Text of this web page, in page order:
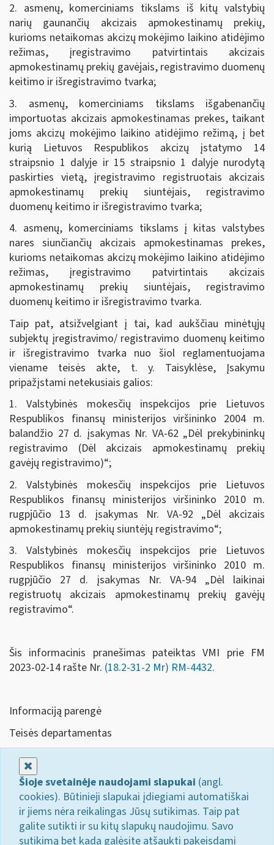
2. asmenų, komerciniams tikslams iš kitų valstybių
narių gaunančių akcizais apmokestinamų prekių,
kurioms netaikomas akcizų mokėjimo laikino atidėjimo
režimas, įregistravimo patvirtintais akcizais
apmokestinamų prekių gavėjais, registravimo duomenų
keitimo ir išregistravimo tvarka;
3. asmenų, komerciniams tikslams išgabenančių
importuotas akcizais apmokestinamas prekes, taikant
joms akcizų mokėjimo laikino atidėjimo režimą, į bet
kurią Lietuvos Respublikos akcizų įstatymo 14
straipsnio 1 dalyje ir 15 straipsnio 1 dalyje nurodytą
paskirties vietą, įregistravimo registruotais akcizais
apmokestinamų prekių siuntėjais, registravimo
duomenų keitimo ir išregistravimo tvarka;
4. asmenų, komerciniams tikslams į kitas valstybes
nares siunčiančių akcizais apmokestinamas prekes,
kurioms netaikomas akcizų mokėjimo laikino atidėjimo
režimas, įregistravimo patvirtintais akcizais
apmokestinamų prekių siuntėjais, registravimo
duomenų keitimo ir išregistravimo tvarka.
Taip pat, atsižvelgiant į tai, kad aukščiau minėtųjų
subjektų įregistravimo/ registravimo duomenų keitimo
ir išregistravimo tvarka nuo šiol reglamentuojama
viename teisės akte, t. y. Taisyklėse, Įsakymu
pripažįstami netekusiais galios:
1. Valstybinės mokesčių inspekcijos prie Lietuvos
Respublikos finansų ministerijos viršininko 2004 m.
balandžio 27 d. įsakymas Nr. VA-62 „Dėl prekybininkų
registravimo (Dėl akcizais apmokestinamų prekių
gavėjų registravimo)“;
2. Valstybinės mokesčių inspekcijos prie Lietuvos
Respublikos finansų ministerijos viršininko 2010 m.
rugpjūčio 13 d. įsakymas Nr. VA-92 „Dėl akcizais
apmokestinamų prekių siuntėjų registravimo“;
3. Valstybinės mokesčių inspekcijos prie Lietuvos
Respublikos finansų ministerijos viršininko 2010 m.
rugpjūčio 27 d. įsakymas Nr. VA-94 „Dėl laikinai
registruotų akcizais apmokestinamų prekių gavėjų
registravimo“.
Šis informacinis pranešimas pateiktas VMI prie FM
2023-02-14 rašte Nr. (18.2-31-2 Mr) RM-4432.
Informaciją parengė
Teisės departamentas
Šioje svetainėje naudojami slapukai (angl.
cookies). Būtinieji slapukai įdiegiami automatiškai
ir jiems nėra reikalingas Jūsų sutikimas. Taip pat
galite sutikti ir su kitų slapukų naudojimu. Savo
sutikimą bet kada galėsite atšaukti pakeisdami